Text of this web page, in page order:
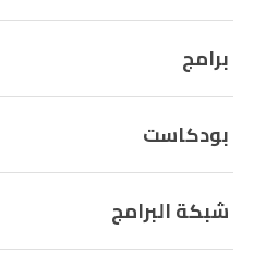
برامج
بودكاست
شبكة البرامج